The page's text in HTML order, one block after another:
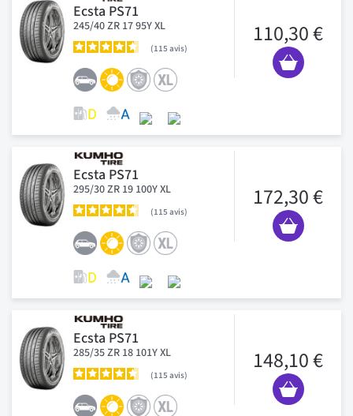
Ecsta PS71
245/40 ZR 17 95Y XL
115 avis
110,30 €
Ecsta PS71
295/30 ZR 19 100Y XL
115 avis
172,30 €
Ecsta PS71
285/35 ZR 18 101Y XL
115 avis
148,10 €